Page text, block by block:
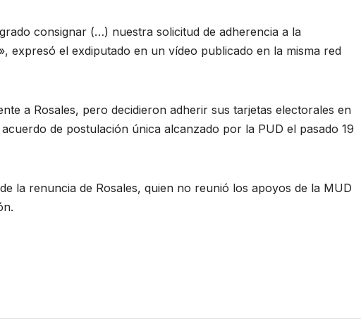
consignar (…) nuestra solicitud de adherencia a la
expresó el exdiputado en un vídeo publicado en la misma red
a Rosales, pero decidieron adherir sus tarjetas electorales en
de postulación única alcanzado por la PUD el pasado 19
la renuncia de Rosales, quien no reunió los apoyos de la MUD